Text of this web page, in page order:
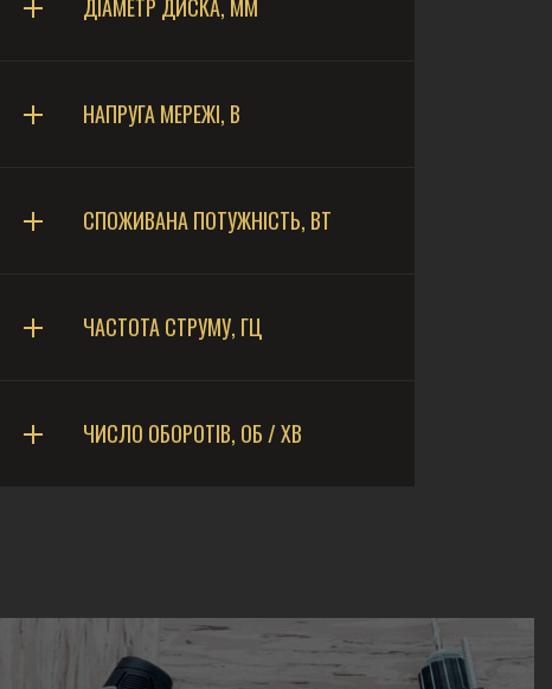
ДІАМЕТР ДИСКА, ММ
НАПРУГА МЕРЕЖІ, В
СПОЖИВАНА ПОТУЖНІСТЬ, ВТ
ЧАСТОТА СТРУМУ, ГЦ
ЧИСЛО ОБОРОТІВ, ОБ / ХВ